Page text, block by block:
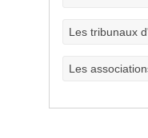
Les tribunaux
Les